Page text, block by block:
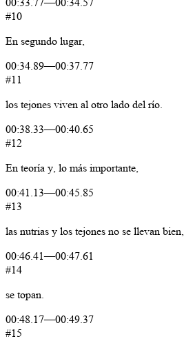
00:33.77—00:34.57
#10
En segundo lugar,
00:34.89—00:37.77
#11
los tejones viven al otro lado del río.
00:38.33—00:40.65
#12
En teoría y, lo más importante,
00:41.13—00:45.85
#13
las nutrias y los tejones no se llevan bien,
00:46.41—00:47.61
#14
se topan.
00:48.17—00:49.37
#15